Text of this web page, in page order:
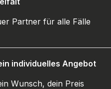
Partner für alle Fälle
individuelles Angebot
Wunsch, dein Preis